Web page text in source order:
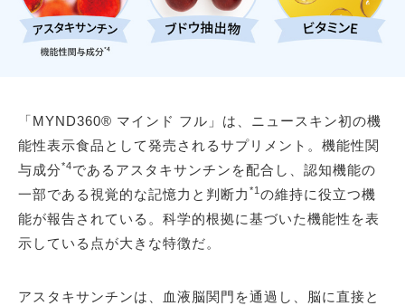
「MYND360® マインド フル」は、ニュースキン初の機
能性表示食品として発売されるサプリメント。機能性関
与成分*4であるアスタキサンチンを配合し、認知機能の
一部である視覚的な記憶力と判断力 *1の維持に役立つ機
能が報告されている。科学的根拠に基づいた機能性を表
示している点が大きな特徴だ。
アスタキサンチンは、血液脳関門を通過し、脳に直接と